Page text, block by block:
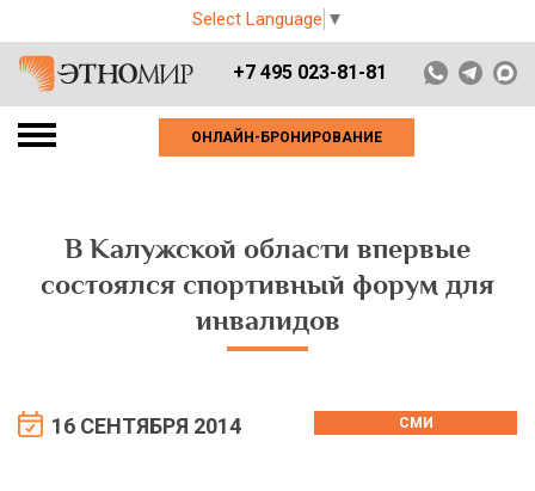
Select Language ▼
+7 495 023-81-81
ОНЛАЙН-БРОНИРОВАНИЕ
В Калужской области впервые
состоялся спортивный форум для
инвалидов
16 СЕНТЯБРЯ 2014 СМИ